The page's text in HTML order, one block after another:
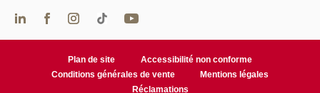
Plan de site
Accessibilité non conforme
Conditions générales de vente
Mentions légales
Réclamations